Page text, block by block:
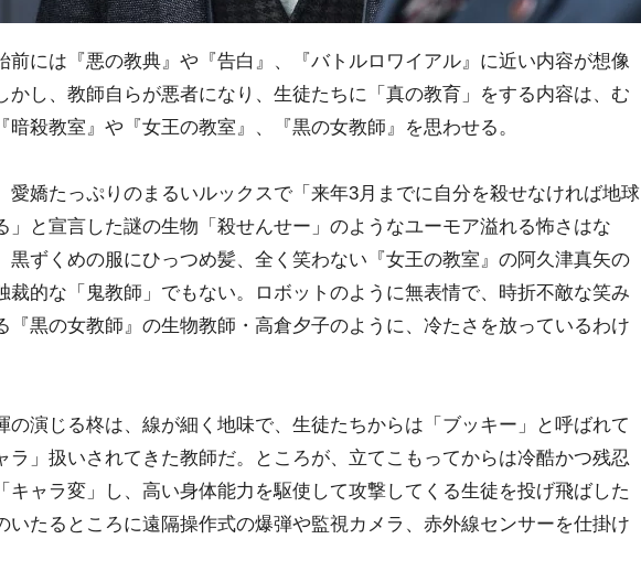
には『悪の教典』や『告白』、『バトルロワイアル』に近い内容が想像
かし、教師自らが悪者になり、生徒たちに「真の教育」をする内容は、む
暗殺教室』や『女王の教室』、『黒の女教師』を思わせる。
嬌たっぷりのまるいルックスで「来年3月までに自分を殺せなければ地球
」と宣言した謎の生物「殺せんせー」のようなユーモア溢れる怖さはな
黒ずくめの服にひっつめ髪、全く笑わない『女王の教室』の阿久津真矢の
裁的な「鬼教師」でもない。ロボットのように無表情で、時折不敵な笑み
『黒の女教師』の生物教師・高倉夕子のように、冷たさを放っているわけ
演じる柊は、線が細く地味で、生徒たちからは「ブッキー」と呼ばれて
ラ」扱いされてきた教師だ。ところが、立てこもってからは冷酷かつ残忍
キャラ変」し、高い身体能力を駆使して攻撃してくる生徒を投げ飛ばした
いたるところに遠隔操作式の爆弾や監視カメラ、赤外線センサーを仕掛け